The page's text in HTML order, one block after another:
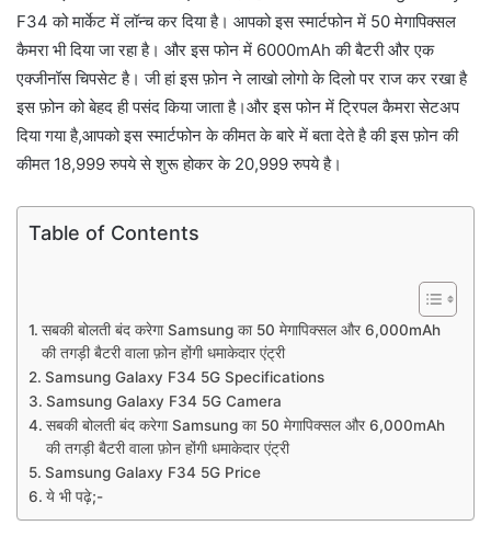
F34 को मार्केट में लॉन्च कर दिया है। आपको इस स्मार्टफोन में 50 मेगापिक्सल
कैमरा भी दिया जा रहा है। और इस फोन में 6000mAh की बैटरी और एक
एक्जीनॉस चिपसेट है। जी हां इस फ़ोन ने लाखो लोगो के दिलो पर राज कर रखा है
इस फ़ोन को बेहद ही पसंद किया जाता है।और इस फोन में ट्रिपल कैमरा सेटअप
दिया गया है,आपको इस स्मार्टफोन के कीमत के बारे में बता देते है की इस फ़ोन की
कीमत 18,999 रुपये से शुरू होकर के 20,999 रुपये है।
Table of Contents
सबकी बोलती बंद करेगा Samsung का 50 मेगापिक्सल और 6,000mAh
की तगड़ी बैटरी वाला फ़ोन होंगी धमाकेदार एंट्री
Samsung Galaxy F34 5G Specifications
Samsung Galaxy F34 5G Camera
सबकी बोलती बंद करेगा Samsung का 50 मेगापिक्सल और 6,000mAh
की तगड़ी बैटरी वाला फ़ोन होंगी धमाकेदार एंट्री
Samsung Galaxy F34 5G Price
ये भी पढ़े;-